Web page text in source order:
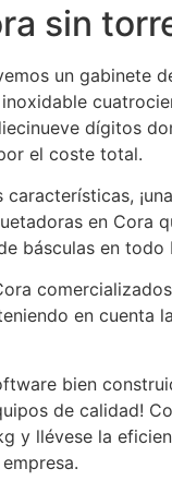
sin
un gabinete
dígitos
el coste total.
en Cora
básculas en todo
en cuenta
bien
de calidad!
y llévese la